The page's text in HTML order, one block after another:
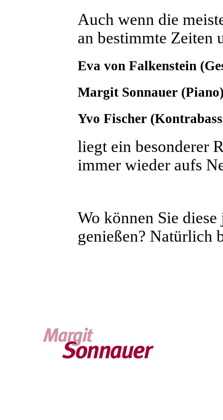
Auch wenn die
an bestimmte Zeiten
Eva von Falkenstein
Margit Sonnauer
Yvo Fischer
liegt ein besonderer
immer wieder aufs
Wo können Sie
genießen? Natürlich